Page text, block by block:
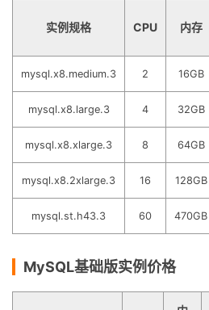
实例规格 CPU 内存
mysql.x8.medium.3 2 16GB
mysql.x8.large.3 4 32GB
mysql.x8.xlarge.3 8 64GB
mysql.x8.2xlarge.3 16 128GB
mysql.st.h43.3 60 470GB
MySQL基础版实例价格